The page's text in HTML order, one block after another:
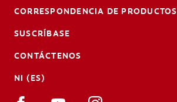
CORRESPONDENCIA DE PRODUCTOS
SUSCRÍBASE
CONTÁCTENOS
NI (ES)